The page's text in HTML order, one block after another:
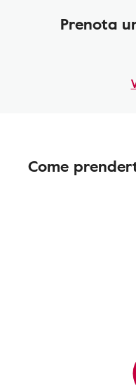
Prenota
Come